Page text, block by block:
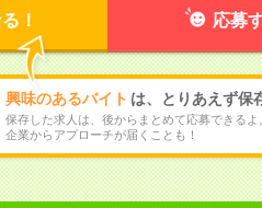
！ 応募
興味のあるバイト は、とりあえず保
保存した求人は、後からまとめて応募できるよ
企業からアプローチが届くことも！